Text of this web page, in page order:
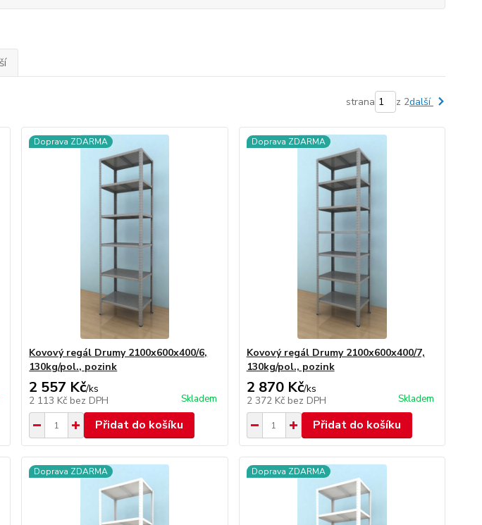
strana z 2další
Doprava ZDARMA
Kovový regál Drumy 2100x600x400/6,
130kg/pol., pozink
2 557 Kč/ks
2 113 Kč bez DPH Skladem
Přidat do košíku
Doprava ZDARMA
Kovový regál Drumy 2100x600x400/7,
130kg/pol., pozink
2 870 Kč/ks
2 372 Kč bez DPH Skladem
Přidat do košíku
Doprava ZDARMA Doprava ZDARMA